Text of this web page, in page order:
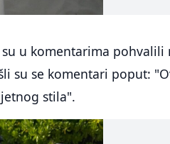
u komentarima pohvalili
su se komentari poput:
stila".